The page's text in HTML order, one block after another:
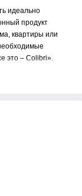
идеально
продукт
квартиры или
это – Colibri».